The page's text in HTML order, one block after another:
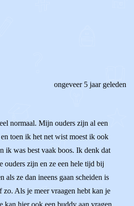
ongeveer 5 jaar geleden
normaal. Mijn ouders zijn al een
toen ik het net wist moest ik ook
ik was best vaak boos. Ik denk dat
ouders zijn en ze een hele tijd bij
als ze dan ineens gaan scheiden is
zo. Als je meer vraagen hebt kan je
kan hier ook een buddy aan vragen